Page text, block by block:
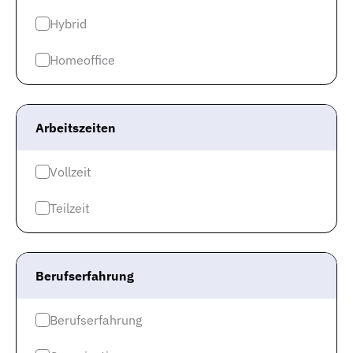
Hybrid
Homeoffice
Arbeitszeiten
Vollzeit
Teilzeit
Berufserfahrung
Berufserfahrung
Im Verhältnis dazu liegt das Gehalt in der gesamten
Bundesrepublik bei durchschnittlich 4.013 Euro.
schneidet somit
besser im Vergleich zum Rest der